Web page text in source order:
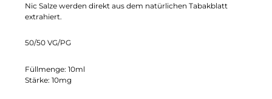
Nic Salze werden direkt aus dem natürlichen Tabakblatt
extrahiert.
50/50 VG/PG
Füllmenge: 10ml
Stärke: 10mg